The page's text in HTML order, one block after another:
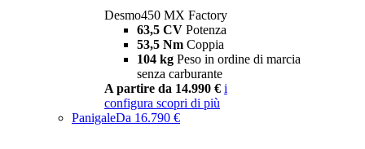
Desmo450 MX Factory
63,5 CV Potenza
53,5 Nm Coppia
104 kg Peso in ordine di marcia
senza carburante
A partire da 14.990 € i
configura scopri di più
PanigaleDa 16.790 €